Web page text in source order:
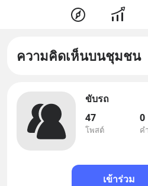
ความคิดเห็นบนชุมชน
ขับรถ
47
โพสต์
0
ค
เข้าร่วม